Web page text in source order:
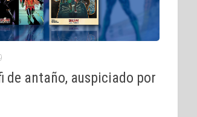
de antaño, auspiciado por